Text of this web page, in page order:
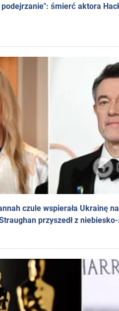
śmierć aktora
czule wspierała Ukrainę
przyszedł z